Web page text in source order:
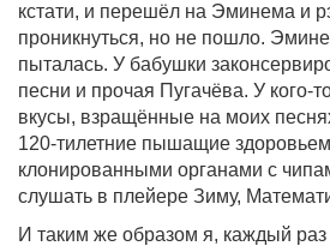
кстати, и перешёл на Эминема и
проникнуться, но не пошло.
пыталась. У бабушки
песни и прочая Пугачёва. У кого-
вкусы, взращённые на моих
120-тилетние пышащие здоровьем
клонированными органами с
слушать в плейере Зиму,
И таким же образом я, каждый раз